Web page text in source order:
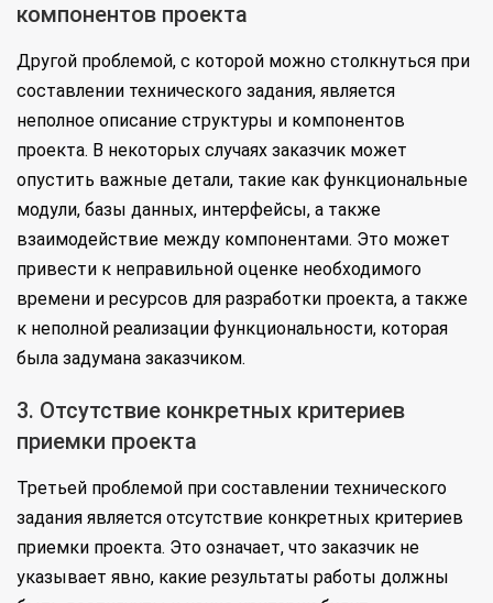
компонентов проекта
Другой проблемой, с которой можно столкнуться при
составлении технического задания, является
неполное описание структуры и компонентов
проекта. В некоторых случаях заказчик может
опустить важные детали, такие как функциональные
модули, базы данных, интерфейсы, а также
взаимодействие между компонентами. Это может
привести к неправильной оценке необходимого
времени и ресурсов для разработки проекта, а также
к неполной реализации функциональности, которая
была задумана заказчиком.
3. Отсутствие конкретных критериев
приемки проекта
Третьей проблемой при составлении технического
задания является отсутствие конкретных критериев
приемки проекта. Это означает, что заказчик не
указывает явно, какие результаты работы должны